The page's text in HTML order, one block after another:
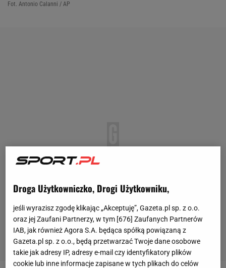
Fot. Antonio Calanni / AP
Droga Użytkowniczko, Drogi Użytkowniku,
jeśli wyrazisz zgodę klikając „Akceptuję”, Gazeta.pl sp. z o.o.
oraz jej Zaufani Partnerzy, w tym [676] Zaufanych Partnerów
IAB, jak również Agora S.A. będąca spółką powiązaną z
Gazeta.pl sp. z o.o., będą przetwarzać Twoje dane osobowe
takie jak adresy IP, adresy e-mail czy identyfikatory plików
cookie lub inne informacje zapisane w tych plikach do celów